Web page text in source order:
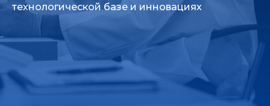
технологической базе и инновациях